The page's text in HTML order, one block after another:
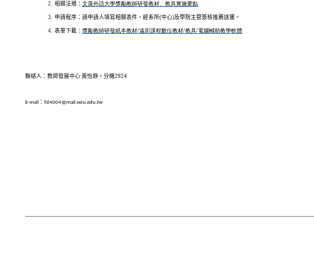
相關法規： 文藻外語大學獎勵教師研發教材、教具實施要點
申請程序：請申請人填寫相關表件，經系所(中心)及學院主管簽核推薦送審。
表單下載： 獎勵教師研發紙本教材/遠距課程數位教材/教具/電腦輔助教學軟體
聯絡人：教師發展中心 黃怡靜，分機2924
E-mail ： fd4004@mail.wzu.edu.tw